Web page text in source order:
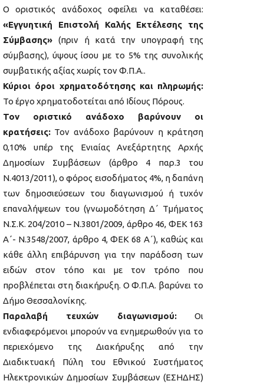
Ο οριστικός ανάδοχος οφείλει να καταθέσει:
«Εγγυητική Επιστολή Καλής Εκτέλεσης της
Σύμβασης»(πριν ή κατά την υπογραφή της
σύμβασης), ύψους ίσου με το 5% της συνολικής
συμβατικής αξίας χωρίς τον Φ.Π.Α..
Κύριοι όροι χρηματοδότησης και πληρωμής:
Το έργο χρηματοδοτείται από Ιδίους Πόρους.
Τον οριστικό ανάδοχο βαρύνουν οι
κρατήσεις: Τον ανάδοχο βαρύνουν η κράτηση
0,10% υπέρ της Ενιαίας Ανεξάρτητης Αρχής
Δημοσίων Συμβάσεων (άρθρο 4 παρ.3 του
Ν.4013/2011), ο φόρος εισοδήματος 4%, η δαπάνη
των δημοσιεύσεων του διαγωνισμού ή τυχόν
επαναλήψεων του (γνωμοδότηση Δ΄ Τμήματος
Ν.Σ.Κ. 204/2010 – Ν.3801/2009, άρθρο 46, ΦΕΚ 163
Α΄- Ν.3548/2007, άρθρο 4, ΦΕΚ 68 Α΄), καθώς και
κάθε άλλη επιβάρυνση για την παράδοση των
ειδών στον τόπο και με τον τρόπο που
προβλέπεται στη διακήρυξη. Ο Φ.Π.Α. βαρύνει το
Δήμο Θεσσαλονίκης.
Παραλαβή τευχών διαγωνισμού:Οι
ενδιαφερόμενοι μπορούν να ενημερωθούν για το
περιεχόμενο της Διακήρυξης από την
Διαδικτυακή Πύλη του Εθνικού Συστήματος
Ηλεκτρονικών Δημοσίων Συμβάσεων (ΕΣΗΔΗΣ)